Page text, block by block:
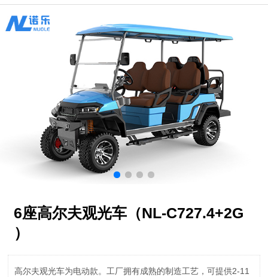
6座高尔夫观光车（NL-C727.4+2G
）
高尔夫观光车为电动款。工厂拥有成熟的制造工艺，可提供2-11